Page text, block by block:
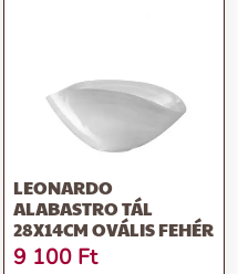
LEONARDO
ALABASTRO TÁL
28X14CM OVÁLIS FEHÉR
9 100 Ft